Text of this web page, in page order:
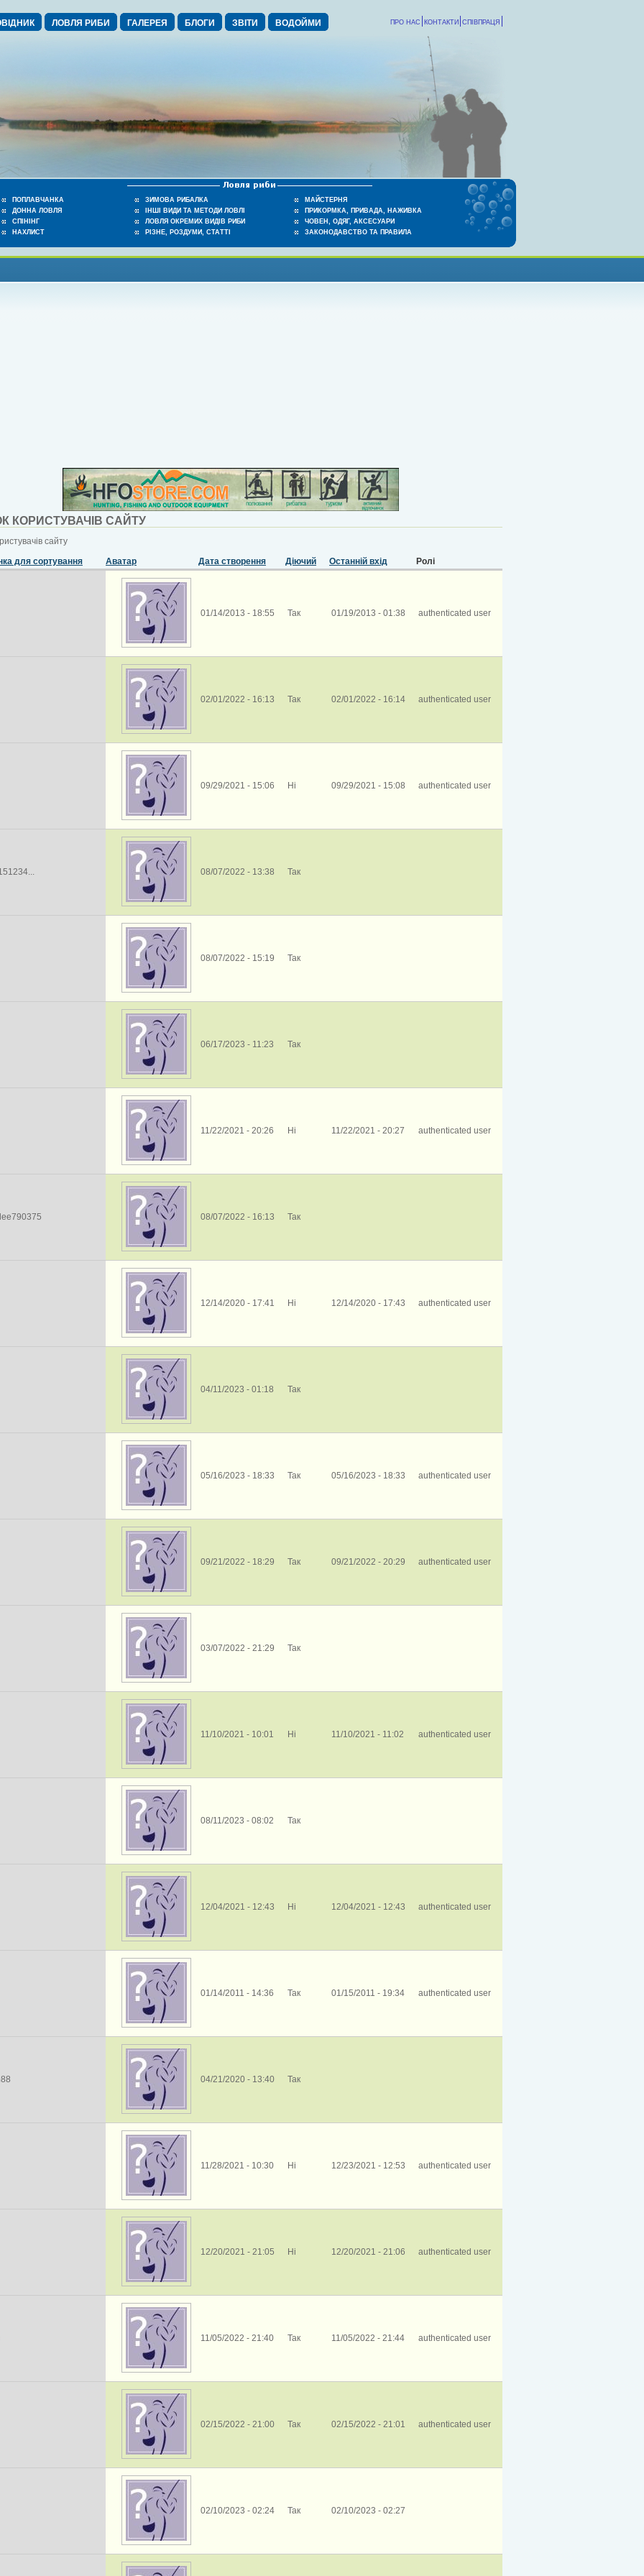
ЛОВЛЯ РИБИ ГАЛЕРЕЯ БЛОГИ ЗВІТИ ВОДОЙМИ СПІВПРАЦЯ
КОНТАКТИ
ПРО НАС
ПОПЛАВЧАНКА
ДОННА ЛОВЛЯ
СПІНІНГ
НАХЛИСТ
ЗИМОВА РИБАЛКА
ІНШІ ВИДИ ТА МЕТОДИ ЛОВЛІ
ЛОВЛЯ ОКРЕМИХ ВИДІВ РИБИ
РІЗНЕ, РОЗДУМИ, СТАТТІ
МАЙСТЕРНЯ
ПРИКОРМКА, ПРИВАДА, НАЖИВКА
ЧОВЕН, ОДЯГ, АКСЕСУАРИ
ЗАКОНОДАВСТВО ТА ПРАВИЛА
КОРИСТУВАЧІВ САЙТУ
сайту
Аватар Дата створення Діючий Останній вхід Ролі
01/14/2013 - 18:55 Так 01/19/2013 - 01:38 authenticated user
02/01/2022 - 16:13 Так 02/01/2022 - 16:14 authenticated user
09/29/2021 - 15:06 Ні 09/29/2021 - 15:08 authenticated user
08/07/2022 - 13:38 Так
08/07/2022 - 15:19 Так
06/17/2023 - 11:23 Так
11/22/2021 - 20:26 Ні 11/22/2021 - 20:27 authenticated user
08/07/2022 - 16:13 Так
12/14/2020 - 17:41 Ні 12/14/2020 - 17:43 authenticated user
04/11/2023 - 01:18 Так
05/16/2023 - 18:33 Так 05/16/2023 - 18:33 authenticated user
09/21/2022 - 18:29 Так 09/21/2022 - 20:29 authenticated user
03/07/2022 - 21:29 Так
11/10/2021 - 10:01 Ні 11/10/2021 - 11:02 authenticated user
08/11/2023 - 08:02 Так
12/04/2021 - 12:43 Ні 12/04/2021 - 12:43 authenticated user
01/14/2011 - 14:36 Так 01/15/2011 - 19:34 authenticated user
04/21/2020 - 13:40 Так
11/28/2021 - 10:30 Ні 12/23/2021 - 12:53 authenticated user
12/20/2021 - 21:05 Ні 12/20/2021 - 21:06 authenticated user
11/05/2022 - 21:40 Так 11/05/2022 - 21:44 authenticated user
02/15/2022 - 21:00 Так 02/15/2022 - 21:01 authenticated user
02/10/2023 - 02:24 Так 02/10/2023 - 02:27